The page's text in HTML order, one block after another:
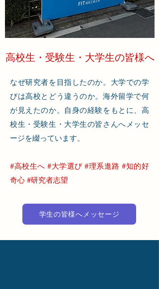
高校生・受験生・大学生の皆様へ
なぜ研究者を目指したのか。大学での学
びは高校とどう違うのか。海外留学で何
が見えたのか。自身の経験をもとに、高
校生・受験生・大学生の皆さんへメッセ
ージを綴っています。
#高校生へ #大学選び #理系進路 #知的好
奇心 #研究者志望
学生の皆様へメッセージ